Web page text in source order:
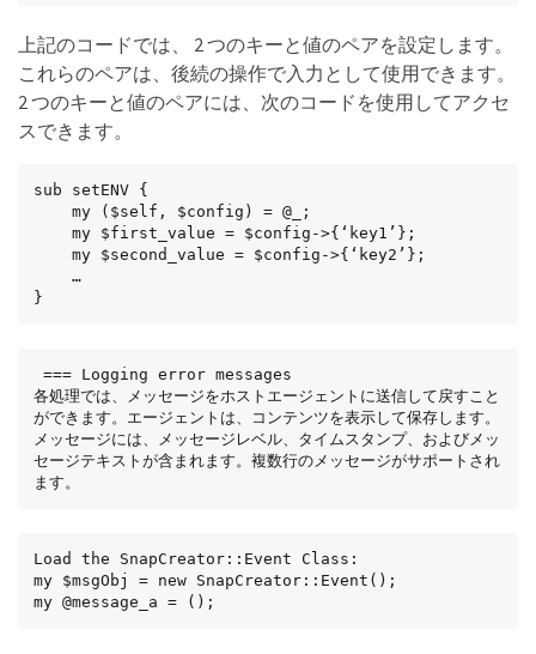
上記のコードでは、 2 つのキーと値のペアを設定します。
これらのペアは、後続の操作で入力として使用できます。
2 つのキーと値のペアには、次のコードを使用してアクセ
スできます。
sub setENV {
}
各処理では、メッセージをホストエージェントに送信して戻すこと
ができます。エージェントは、コンテンツを表示して保存します。
メッセージには、メッセージレベル、タイムスタンプ、およびメッ
セージテキストが含まれます。複数行のメッセージがサポートされ
ます。
Load the SnapCreator::Event Class:
my $msgObj = new SnapCreator::Event();
my @message_a = ();